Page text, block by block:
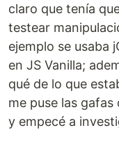
claro que tenía
testear
ejemplo se usaba
en JS Vanilla;
qué de lo que
me puse las
y empecé a